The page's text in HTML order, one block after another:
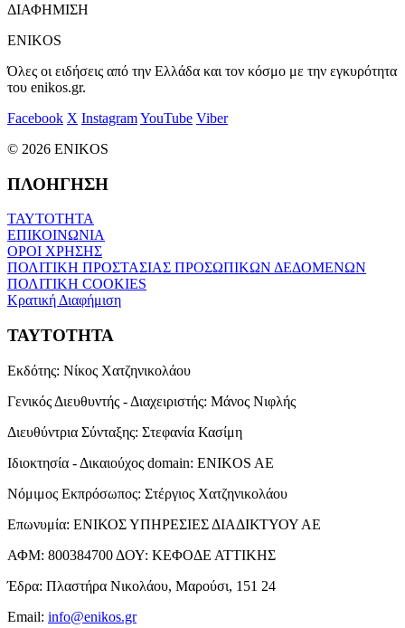
ΔΙΑΦΗΜΙΣΗ
ENIKOS
Όλες οι ειδήσεις από την Ελλάδα και τον κόσμο με την εγκυρότητα
του enikos.gr.
Facebook X InstagramYouTube Viber
© 2026 ENIKOS
ΠΛΟΗΓΗΣΗ
ΤΑΥΤΟΤΗΤΑ
ΕΠΙΚΟΙΝΩΝΙΑ
ΟΡΟΙ ΧΡΗΣΗΣ
ΠΟΛΙΤΙΚΗ ΠΡΟΣΤΑΣΙΑΣ ΠΡΟΣΩΠΙΚΩΝ ΔΕΔΟΜΕΝΩΝ
ΠΟΛΙΤΙΚΗ COOKIES
Κρατική Διαφήμιση
ΤΑΥΤΟΤΗΤΑ
Εκδότης: Νίκος Χατζηνικολάου
Γενικός Διευθυντής - Διαχειριστής: Μάνος Νιφλής
Διευθύντρια Σύνταξης: Στεφανία Κασίμη
Ιδιοκτησία - Δικαιούχος domain: ENIKOS AE
Νόμιμος Εκπρόσωπος: Στέργιος Χατζηνικολάου
Επωνυμία: ΕΝΙΚΟΣ ΥΠΗΡΕΣΙΕΣ ΔΙΑΔΙΚΤΥΟΥ ΑΕ
ΑΦΜ: 800384700 ΔΟΥ: ΚΕΦΟΔΕ ΑΤΤΙΚΗΣ
Έδρα: Πλαστήρα Νικολάου, Μαρούσι, 151 24
Email: info@enikos.gr